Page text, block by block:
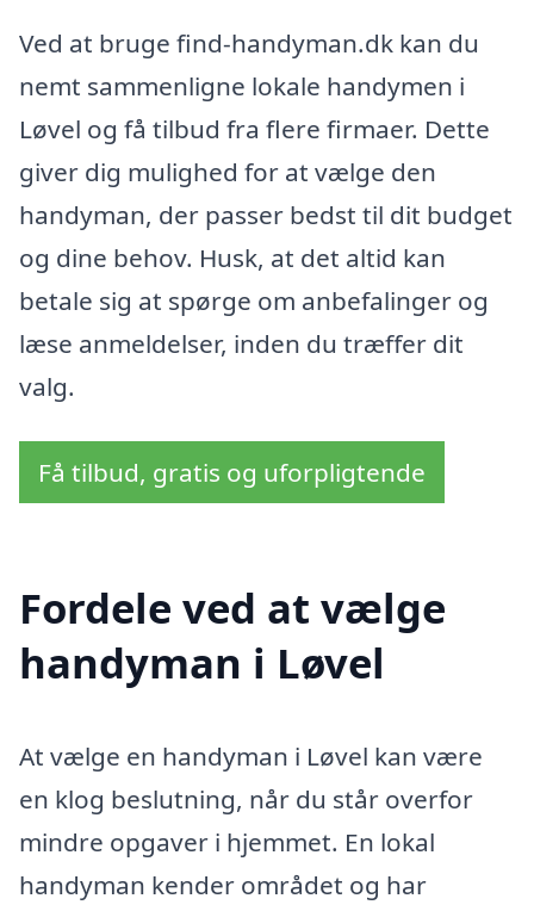
Ved at bruge find-handyman.dk kan du
nemt sammenligne lokale handymen i
Løvel og få tilbud fra flere firmaer. Dette
giver dig mulighed for at vælge den
handyman, der passer bedst til dit budget
og dine behov. Husk, at det altid kan
betale sig at spørge om anbefalinger og
læse anmeldelser, inden du træffer dit
valg.
Få tilbud, gratis og uforpligtende
Fordele ved at vælge
handyman i Løvel
At vælge en handyman i Løvel kan være
en klog beslutning, når du står overfor
mindre opgaver i hjemmet. En lokal
handyman kender området og har